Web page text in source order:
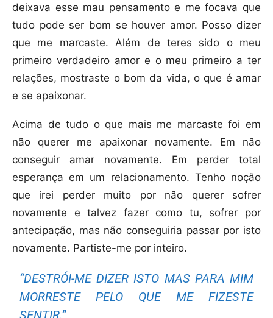
deixava esse mau pensamento e me focava que
tudo pode ser bom se houver amor. Posso dizer
que me marcaste. Além de teres sido o meu
primeiro verdadeiro amor e o meu primeiro a ter
relações, mostraste o bom da vida, o que é amar
e se apaixonar.
Acima de tudo o que mais me marcaste foi em
não querer me apaixonar novamente. Em não
conseguir amar novamente. Em perder total
esperança em um relacionamento. Tenho noção
que irei perder muito por não querer sofrer
novamente e talvez fazer como tu, sofrer por
antecipação, mas não conseguiria passar por isto
novamente. Partiste-me por inteiro.
“DESTRÓI-ME DIZER ISTO MAS PARA MIM
MORRESTE PELO QUE ME FIZESTE
SENTIR.”